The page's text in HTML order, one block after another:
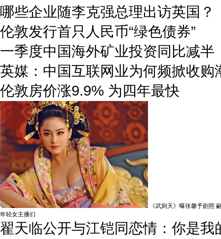
哪些企业随李克强总理出访英国？
伦敦发行首只人民币“绿色债券”
一季度中国海外矿业投资同比减半
英媒：中国互联网业为何频掀收购
伦敦房价涨9.9% 为四年最快
《武则天》曝张馨予剧照
年轻女主播们
翟天临公开与江铠同恋情：你是我